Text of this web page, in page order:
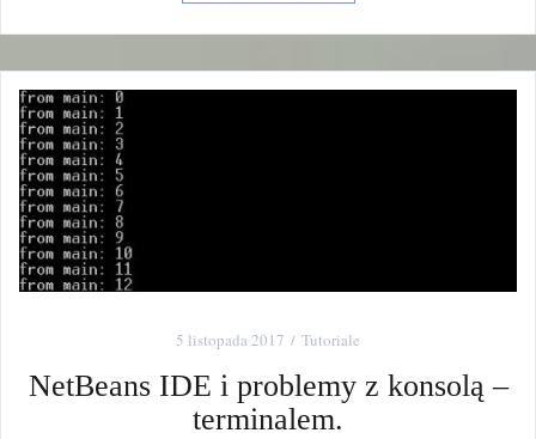
5 listopada 2017 Tutoriale
NetBeans IDE i problemy z konsolą –
terminalem.